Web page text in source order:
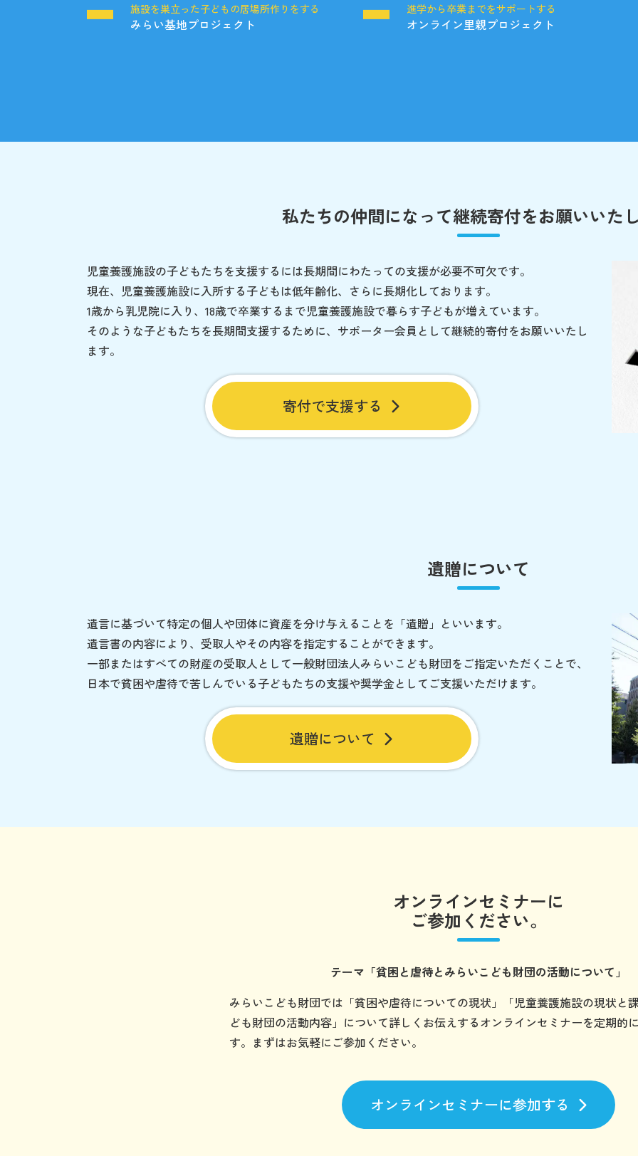
施設を巣立った子どもの居場所作りをする
みらい基地プロジェクト
進学から卒業までをサポートする
オンライン里親プロジェクト
私たちの仲間になって継続寄付をお願いいた
児童養護施設の子どもたちを支援するには長期間にわたっての支援が必要不可欠です。
現在、児童養護施設に入所する子どもは低年齢化、さらに長期化しております。
1歳から乳児院に入り、18歳で卒業するまで児童養護施設で暮らす子どもが増えています。
そのような子どもたちを長期間支援するために、サポーター会員として継続的寄付をお願いいたし
ます。
寄付で支援する
遺贈について
遺言に基づいて特定の個人や団体に資産を分け与えることを「遺贈」といいます。
遺言書の内容により、受取人やその内容を指定することができます。
一部またはすべての財産の受取人として一般財団法人みらいこども財団をご指定いただくことで、
日本で貧困や虐待で苦しんでいる子どもたちの支援や奨学金としてご支援いただけます。
遺贈について
オンラインセミナーに
ご参加ください。
テーマ 「貧困と虐待とみらいこども財団の活動について」
みらいこども財団では「貧困や虐待についての現状」「児童養護施設の現状と
ども財団の活動内容」について詳しくお伝えするオンラインセミナーを定期的
す。まずはお気軽にご参加ください。
オンラインセミナーに参加する